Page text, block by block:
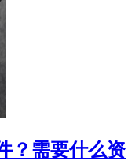
？需要什么资